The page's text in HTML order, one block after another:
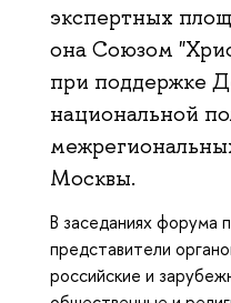
экспертных
она Союзом
при поддержке
национальной
Москвы.
В заседаниях форума
представители
российские и